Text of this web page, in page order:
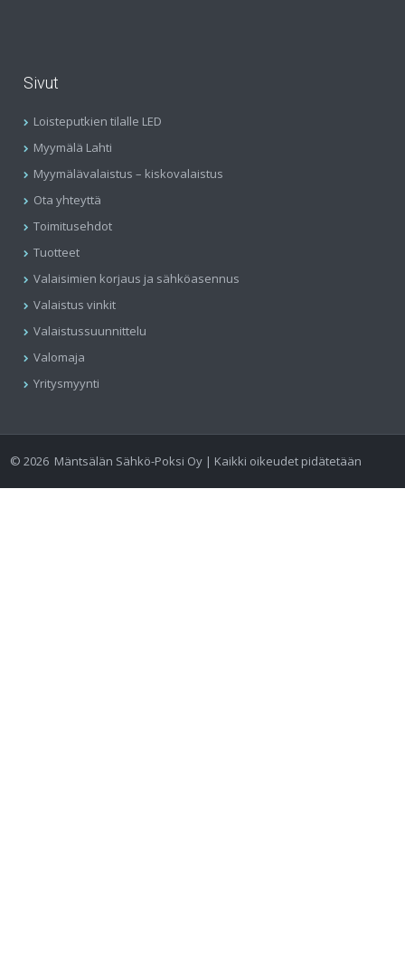
Sivut
Loisteputkien tilalle LED
Myymälä Lahti
Myymälävalaistus – kiskovalaistus
Ota yhteyttä
Toimitusehdot
Tuotteet
Valaisimien korjaus ja sähköasennus
Valaistus vinkit
Valaistussuunnittelu
Valomaja
Yritysmyynti
©2026 Mäntsälän Sähkö-Poksi Oy | Kaikki oikeudet pidätetään